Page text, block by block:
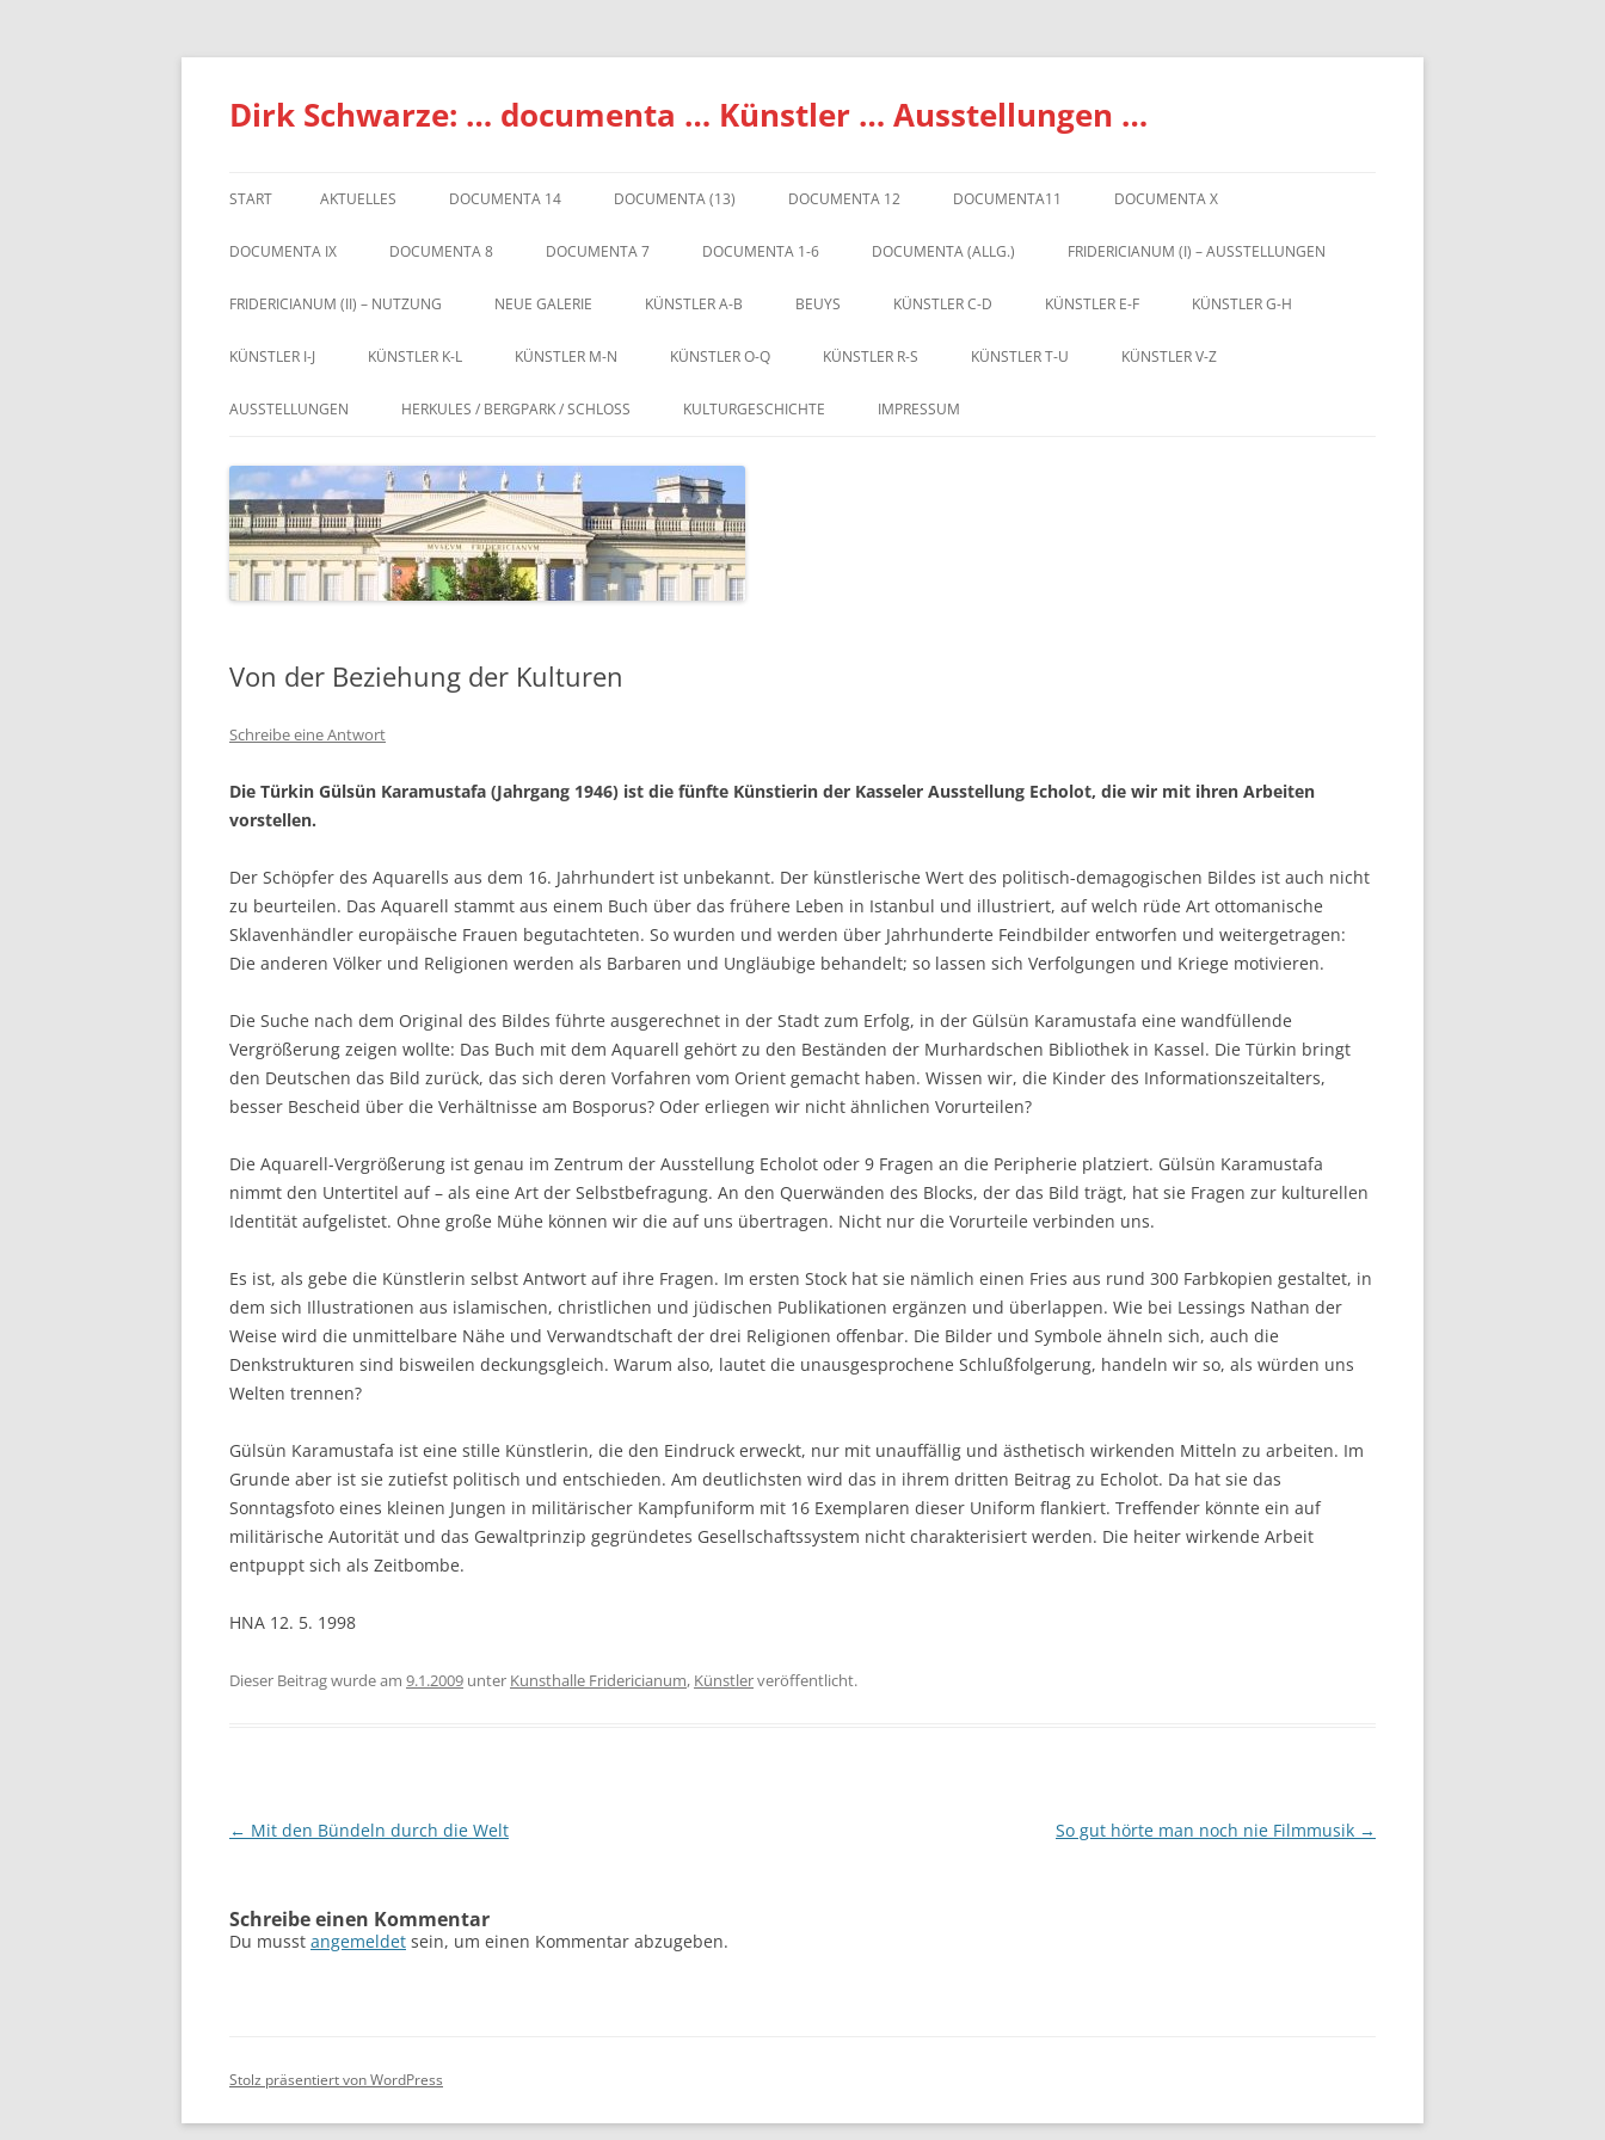
Zum
springen
Dirk Schwarze: … documenta … Künstler … Ausstellungen …
START AKTUELLES DOCUMENTA 14 DOCUMENTA (13) DOCUMENTA 12 DOCUMENTA11 DOCUMENTA X
DOCUMENTA IX DOCUMENTA 8 DOCUMENTA 7 DOCUMENTA 1-6 DOCUMENTA (ALLG.) FRIDERICIANUM (I) – AUSSTELLUNGEN
FRIDERICIANUM (II) – NUTZUNG NEUE GALERIE KÜNSTLER A-B BEUYS KÜNSTLER C-D KÜNSTLER E-F KÜNSTLER G-H
KÜNSTLER I-J KÜNSTLER K-L KÜNSTLER M-N KÜNSTLER O-Q KÜNSTLER R-S KÜNSTLER T-U KÜNSTLER V-Z
AUSSTELLUNGEN HERKULES / BERGPARK / SCHLOSS KULTURGESCHICHTE IMPRESSUM
Von der Beziehung der Kulturen
Schreibe eine Antwort
Die Türkin Gülsün Karamustafa (Jahrgang 1946) ist die fünfte Künstierin der Kasseler Ausstellung Echolot, die wir mit ihren Arbeiten
vorstellen.
Der Schöpfer des Aquarells aus dem 16. Jahrhundert ist unbekannt. Der künstlerische Wert des politisch-demagogischen Bildes ist auch nicht
zu beurteilen. Das Aquarell stammt aus einem Buch über das frühere Leben in Istanbul und illustriert, auf welch rüde Art ottomanische
Sklavenhändler europäische Frauen begutachteten. So wurden und werden über Jahrhunderte Feindbilder entworfen und weitergetragen:
Die anderen Völker und Religionen werden als Barbaren und Ungläubige behandelt; so lassen sich Verfolgungen und Kriege motivieren.
Die Suche nach dem Original des Bildes führte ausgerechnet in der Stadt zum Erfolg, in der Gülsün Karamustafa eine wandfüllende
Vergrößerung zeigen wollte: Das Buch mit dem Aquarell gehört zu den Beständen der Murhardschen Bibliothek in Kassel. Die Türkin bringt
den Deutschen das Bild zurück, das sich deren Vorfahren vom Orient gemacht haben. Wissen wir, die Kinder des Informationszeitalters,
besser Bescheid über die Verhältnisse am Bosporus? Oder erliegen wir nicht ähnlichen Vorurteilen?
Die Aquarell-Vergrößerung ist genau im Zentrum der Ausstellung Echolot oder 9 Fragen an die Peripherie platziert. Gülsün Karamustafa
nimmt den Untertitel auf – als eine Art der Selbstbefragung. An den Querwänden des Blocks, der das Bild trägt, hat sie Fragen zur kulturellen
Identität aufgelistet. Ohne große Mühe können wir die auf uns übertragen. Nicht nur die Vorurteile verbinden uns.
Es ist, als gebe die Künstlerin selbst Antwort auf ihre Fragen. Im ersten Stock hat sie nämlich einen Fries aus rund 300 Farbkopien gestaltet, in
dem sich Illustrationen aus islamischen, christlichen und jüdischen Publikationen ergänzen und überlappen. Wie bei Lessings Nathan der
Weise wird die unmittelbare Nähe und Verwandtschaft der drei Religionen offenbar. Die Bilder und Symbole ähneln sich, auch die
Denkstrukturen sind bisweilen deckungsgleich. Warum also, lautet die unausgesprochene Schlußfolgerung, handeln wir so, als würden uns
Welten trennen?
Gülsün Karamustafa ist eine stille Künstlerin, die den Eindruck erweckt, nur mit unauffällig und ästhetisch wirkenden Mitteln zu arbeiten. Im
Grunde aber ist sie zutiefst politisch und entschieden. Am deutlichsten wird das in ihrem dritten Beitrag zu Echolot. Da hat sie das
Sonntagsfoto eines kleinen Jungen in militärischer Kampfuniform mit 16 Exemplaren dieser Uniform flankiert. Treffender könnte ein auf
militärische Autorität und das Gewaltprinzip gegründetes Gesellschaftssystem nicht charakterisiert werden. Die heiter wirkende Arbeit
entpuppt sich als Zeitbombe.
HNA 12. 5. 1998
Dieser Beitrag wurde am 9.1.2009 unter Kunsthalle Fridericianum, Künstlerveröffentlicht.
Beitragsnavigation
← Mit den Bündeln durch die Welt So gut hörte man noch nie Filmmusik →
Schreibe einen Kommentar
Du musst angemeldet sein, um einen Kommentar abzugeben.
Stolz präsentiert von WordPress